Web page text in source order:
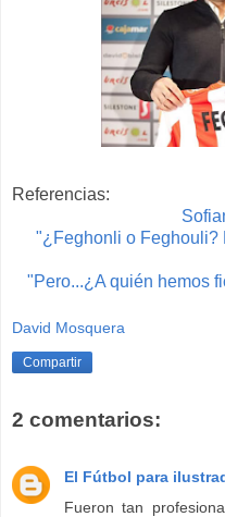
Referencias:
"¿Feghonli o Feghouli?
"Pero...¿A quién hemos
David Mosquera
Compartir
2 comentarios:
El Fútbol para
Fueron tan